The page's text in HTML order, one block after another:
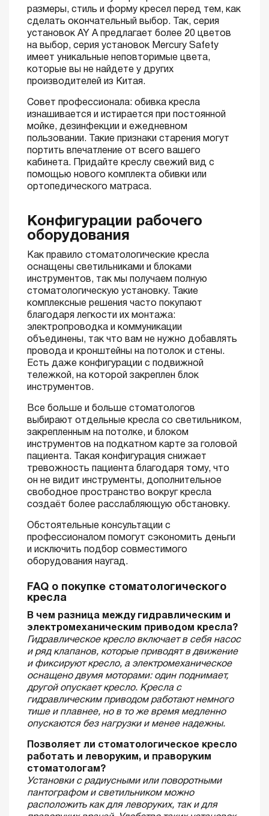
размеры, стиль и форму кресел перед тем, как
сделать окончательный выбор. Так, серия
установок AY A предлагает более 20 цветов
на выбор, серия установок Mercury Safety
имеет уникальные неповторимые цвета,
которые вы не найдете у других
производителей из Китая.
Совет профессионала: обивка кресла
изнашивается и истирается при постоянной
мойке, дезинфекции и ежедневном
пользовании. Такие признаки старения могут
портить впечатление от всего вашего
кабинета. Придайте креслу свежий вид с
помощью нового комплекта обивки или
ортопедического матраса.
Конфигурации рабочего
оборудования
Как правило стоматологические кресла
оснащены светильниками и блоками
инструментов, так мы получаем полную
стоматологическую установку. Такие
комплексные решения часто покупают
благодаря легкости их монтажа:
электропроводка и коммуникации
объединены, так что вам не нужно добавлять
провода и кронштейны на потолок и стены.
Есть даже конфигурации с подвижной
тележкой, на которой закреплен блок
инструментов.
Все больше и больше стоматологов
выбирают отдельные кресла со светильником,
закрепленным на потолке, и блоком
инструментов на подкатном карте за головой
пациента. Такая конфигурация снижает
тревожность пациента благодаря тому, что
он не видит инструменты, дополнительное
свободное пространство вокруг кресла
создаёт более расслабляющую обстановку.
Обстоятельные консультации с
профессионалом помогут сэкономить деньги
и исключить подбор совместимого
оборудования наугад.
FAQ о покупке стоматологического
кресла
В чем разница между гидравлическим и
электромеханическим приводом кресла?
Гидравлическое кресло включает в себя насос
и ряд клапанов, которые приводят в движение
и фиксируют кресло, а электромеханическое
оснащено двумя моторами: один поднимает,
другой опускает кресло. Кресла с
гидравлическим приводом работают немного
тише и плавнее, но в то же время медленно
опускаются без нагрузки и менее надежны.
Позволяет ли стоматологическое кресло
работать и леворуким, и праворуким
стоматологам?
Установки с радиусными или поворотными
пантографом и светильником можно
расположить как для леворуких, так и для